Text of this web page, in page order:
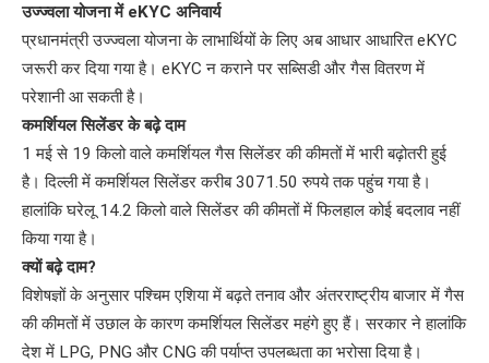
उज्ज्वला योजना में eKYC अनिवार्य
प्रधानमंत्री उज्ज्वला योजना के लाभार्थियों के लिए अब आधार आधारित eKYC
जरूरी कर दिया गया है। eKYC न कराने पर सब्सिडी और गैस वितरण में
परेशानी आ सकती है।
कमर्शियल सिलेंडर के बढ़े दाम
1 मई से 19 किलो वाले कमर्शियल गैस सिलेंडर की कीमतों में भारी बढ़ोतरी हुई
है। दिल्ली में कमर्शियल सिलेंडर करीब 3071.50 रुपये तक पहुंच गया है।
हालांकि घरेलू 14.2 किलो वाले सिलेंडर की कीमतों में फिलहाल कोई बदलाव नहीं
किया गया है।
क्यों बढ़े दाम?
विशेषज्ञों के अनुसार पश्चिम एशिया में बढ़ते तनाव और अंतरराष्ट्रीय बाजार में गैस
की कीमतों में उछाल के कारण कमर्शियल सिलेंडर महंगे हुए हैं। सरकार ने हालांकि
देश में LPG, PNG और CNG की पर्याप्त उपलब्धता का भरोसा दिया है।